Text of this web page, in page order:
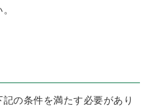
の条件を満たす必要があり